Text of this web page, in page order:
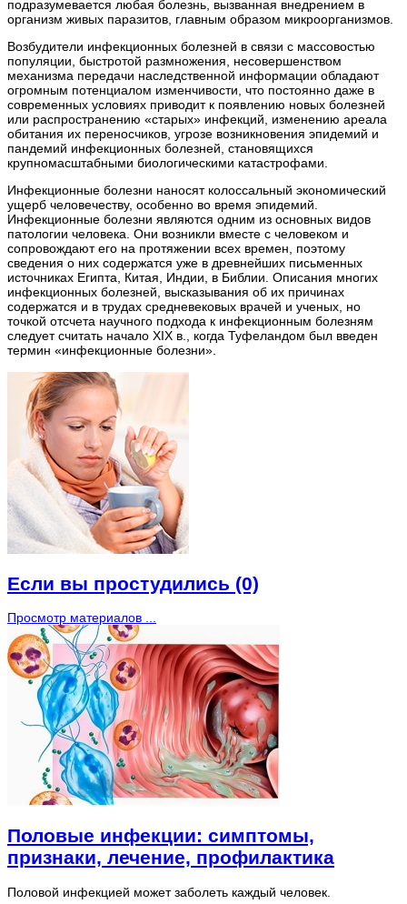
подразумевается любая болезнь, вызванная внедрением в
организм живых паразитов, главным образом микроорганизмов.
Возбудители инфекционных болезней в связи с массовостью
популяции, быстротой размножения, несовершенством
механизма передачи наследственной информации обладают
огромным потенциалом изменчивости, что постоянно даже в
современных условиях приводит к появлению новых болезней
или распространению «старых» инфекций, изменению ареала
обитания их переносчиков, угрозе возникновения эпидемий и
пандемий инфекционных болезней, становящихся
крупномасштабными биологическими катастрофами.
Инфекционные болезни наносят колоссальный экономический
ущерб человечеству, особенно во время эпидемий.
Инфекционные болезни являются одним из основных видов
патологии человека. Они возникли вместе с человеком и
сопровождают его на протяжении всех времен, поэтому
сведения о них содержатся уже в древнейших письменных
источниках Египта, Китая, Индии, в Библии. Описания многих
инфекционных болезней, высказывания об их причинах
содержатся и в трудах средневековых врачей и ученых, но
точкой отсчета научного подхода к инфекционным болезням
следует считать начало XIX в., когда Туфеландом был введен
термин «инфекционные болезни».
Если вы простудились (0)
Просмотр материалов ...
Половые инфекции: симптомы,
признаки, лечение, профилактика
Половой инфекцией может заболеть каждый человек.